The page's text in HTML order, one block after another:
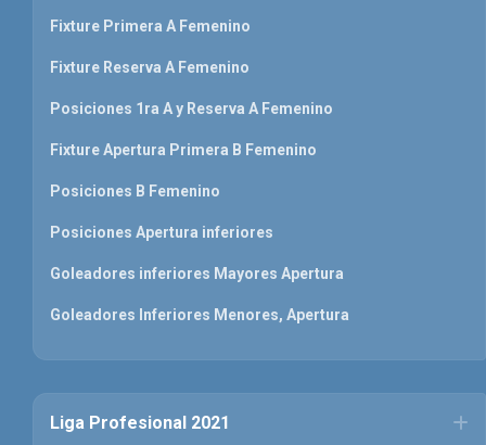
Fixture Primera A Femenino
Fixture Reserva A Femenino
Posiciones 1ra A y Reserva A Femenino
Fixture Apertura Primera B Femenino
Posiciones B Femenino
Posiciones Apertura inferiores
Goleadores inferiores Mayores Apertura
Goleadores Inferiores Menores, Apertura
Liga Profesional 2021